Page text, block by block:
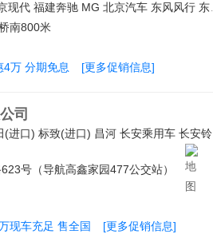
车 一汽丰田 别克 中兴 华晨中华 江铃汽车 知豆 永源 南京依维柯 天津一汽 一汽吉林 奥迪(进口) 一汽奥迪 华晨宝马 东风标致 标致(进口) 东南汽车 广汽丰田 长安福特 广汽本田 东风本田 Jeep 东风悦达起亚 奇瑞汽车 长城 雪佛兰 长安马自达 捷豹 北汽绅宝 东风风光 凯翼 北汽威旺 一汽海马 海马郑州 苏州金龙 潍柴汽车
南800米
万 分期免息
[更多促销信息]
司
尔沃 一汽海马 讴歌 斯柯达 MINI MG 布加迪 别克(进口) 北京奔驰 广汽本田 长安福特 广汽三菱 东南三菱 广汽丰田 长安马自达 一汽马自达 一汽奔腾 东风风神 广汽传祺 宝骏汽车 东风裕隆 东风日产-启辰 北京 BMW i 北汽威旺 海马郑州 广汽菲亚特 东风风行 长安PSA 观致 哈弗汽车 奔驰-AMG 北汽绅宝 宝马M 北汽新能源 郑州日产（东风风度） 郑州日产 潍柴汽车 沃尔沃亚太 北汽银翔 奇瑞捷豹路虎 奔驰-迈巴赫 东风雷诺 广汽菲克 东风汽车 沃尔沃(进口) 凯迪拉克(国产) 现代(进口) 斯巴鲁 起亚(进口) 克莱斯勒 凯迪拉克(进口) 天津一汽 宝沃汽车 中兴 东风英菲尼迪 野马汽车 南京依维柯 东风风光 金杯 雪铁龙(进口) 比亚迪戴姆勒 康迪电动汽车 卡威汽车 DS（进口） 雪佛兰(进口) 斯柯达(进口) 广汽讴歌 劳斯莱斯 宾利 华泰新能源 三菱(进口) 绵阳金杯 马自达(进口) 双龙汽车 苏州金龙 林肯 华晨鑫源 江铃福特 奇瑞捷豹路虎 东风御风 凯翼
号（导航高鑫家园477公交站）
现车充足 售全国
[更多促销信息]